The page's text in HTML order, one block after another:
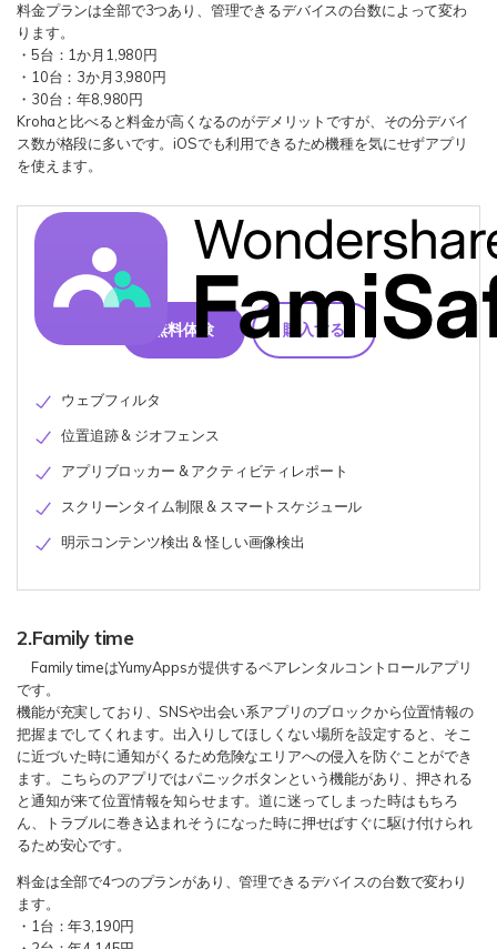
料金プランは全部で3つあり、管理できるデバイスの台数によって変わ
ります。
・5台：1か月1,980円
・10台：3か月3,980円
・30台：年8,980円
Krohaと比べると料金が高くなるのがデメリットですが、その分デバイ
ス数が格段に多いです。iOSでも利用できるため機種を気にせずアプリ
を使えます。
無料体験 購入する
ウェブフィルタ
位置追跡 & ジオフェンス
アプリブロッカー & アクティビティレポート
スクリーンタイム制限 & スマートスケジュール
明示コンテンツ検出 & 怪しい画像検出
2.Family time
Family timeはYumyAppsが提供するペアレンタルコントロールアプリ
です。
機能が充実しており、SNSや出会い系アプリのブロックから位置情報の
把握までしてくれます。出入りしてほしくない場所を設定すると、そこ
に近づいた時に通知がくるため危険なエリアへの侵入を防ぐことができ
ます。こちらのアプリではパニックボタンという機能があり、押される
と通知が来て位置情報を知らせます。道に迷ってしまった時はもちろ
ん、トラブルに巻き込まれそうになった時に押せばすぐに駆け付けられ
るため安心です。
料金は全部で4つのプランがあり、管理できるデバイスの台数で変わり
ます。
・1台：年3,190円